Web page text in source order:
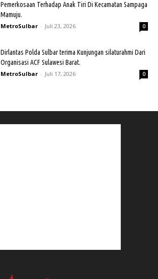
Pemerkosaan Terhadap Anak Tiri Di Kecamatan Sampaga
Mamuju.
MetroSulbar - Juli 23, 2026 0
Dirlantas Polda Sulbar terima Kunjungan silaturahmi Dari
Organisasi ACF Sulawesi Barat.
MetroSulbar - Juli 17, 2026 0